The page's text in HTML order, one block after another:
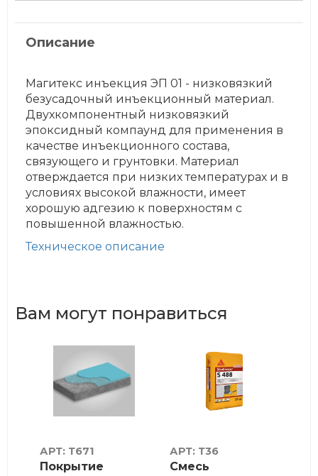
Описание
Магитекс инъекция ЭП 01 - низковязкий
безусадочный инъекционный материал.
Двухкомпонентный низковязкий
эпоксидный компаунд для применения в
качестве инъекционного состава,
связующего и грунтовки. Материал
отверждается при низких температурах и в
условиях высокой влажности, имеет
хорошую адгезию к поверхностям с
повышенной влажностью.
Техническое описание
Вам могут понравиться
АРТ: Т671
Покрытие
АРТ: Т36
Смесь